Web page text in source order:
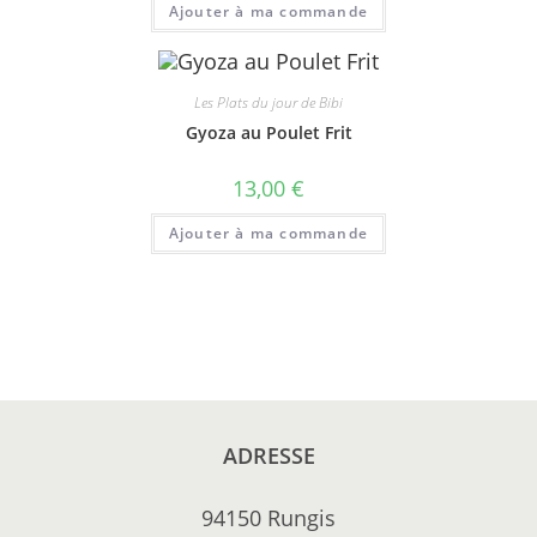
Ajouter à ma commande
Les Plats du jour de Bibi
Gyoza au Poulet Frit
13,00 €
Ajouter à ma commande
ADRESSE
94150 Rungis